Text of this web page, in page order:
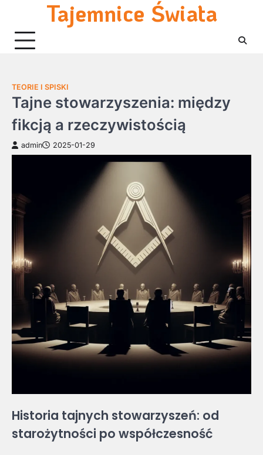
content
Tajemnice Świata
TEORIE I SPISKI
Tajne stowarzyszenia: między
fikcją a rzeczywistością
admin 2025-01-29
Historia tajnych stowarzyszeń: od
starożytności po współczesność